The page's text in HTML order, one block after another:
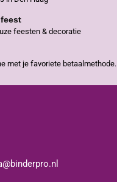
feesten & decoratie
met je favoriete betaalmethode.